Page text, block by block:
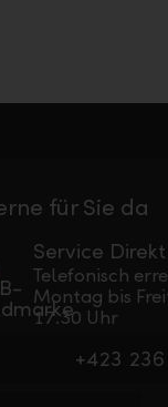
für Sie da
Service Direkt
Telefonisch
Montag bis
17.30 Uhr
+423